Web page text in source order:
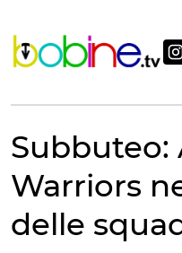
contenuto
Subbuteo:
Warriors
delle